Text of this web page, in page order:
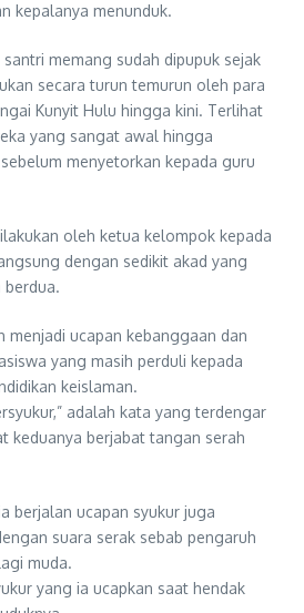
kepalanya menunduk.
memang sudah dipupuk sejak
secara turun temurun oleh para
Kunyit Hulu hingga kini. Terlihat
yang sangat awal hingga
menyetorkan kepada guru
oleh ketua kelompok kepada
dengan sedikit akad yang
berdua.
menjadi ucapan kebanggaan dan
yang masih perduli kepada
keislaman.
adalah kata yang terdengar
keduanya berjabat tangan serah
berjalan ucapan syukur juga
suara serak sebab pengaruh
muda.
yang ia ucapkan saat hendak